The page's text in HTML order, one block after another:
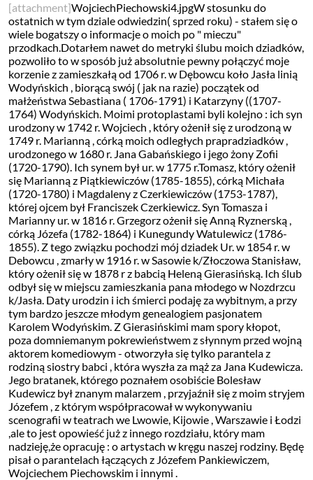
[attachment]WojciechPiechowski4.jpgW stosunku do
ostatnich w tym dziale odwiedzin( sprzed roku) - stałem się o
wiele bogatszy o informacje o moich po " mieczu"
przodkach.Dotarłem nawet do metryki ślubu moich dziadków,
pozwoliło to w sposób już absolutnie pewny połączyć moje
korzenie z zamieszkałą od 1706 r. w Dębowcu koło Jasła linią
Wodyńskich , biorącą swój ( jak na razie) początek od
małżeństwa Sebastiana ( 1706-1791) i Katarzyny ((1707-
1764) Wodyńskich. Moimi protoplastami byli kolejno : ich syn
urodzony w 1742 r. Wojciech , który ożenił się z urodzoną w
1749 r. Marianną , córką moich odległych prapradziadków ,
urodzonego w 1680 r. Jana Gabańskiego i jego żony Zofii
(1720-1790). Ich synem był ur. w 1775 r.Tomasz, który ożenił
się Marianną z Piątkiewiczów (1785-1855), córką Michała
(1720-1780) i Magdaleny z Czerkiewiczów (1753-1787),
której ojcem był Franciszek Czerkiewicz. Syn Tomasza i
Marianny ur. w 1816 r. Grzegorz ożenił się Anną Ryznerską ,
córką Józefa (1782-1864) i Kunegundy Watulewicz (1786-
1855). Z tego związku pochodzi mój dziadek Ur. w 1854 r. w
Debowcu , zmarły w 1916 r. w Sasowie k/Złoczowa Stanisław,
który ożenił się w 1878 r z babcią Heleną Gierasińską. Ich ślub
odbył się w miejscu zamieszkania pana młodego w Nozdrzcu
k/Jasła. Daty urodzin i ich śmierci podaję za wybitnym, a przy
tym bardzo jeszcze młodym genealogiem pasjonatem
Karolem Wodyńskim. Z Gierasińskimi mam spory kłopot,
poza domniemanym pokrewieństwem z słynnym przed wojną
aktorem komediowym - otworzyła się tylko parantela z
rodziną siostry babci , która wyszła za mąż za Jana Kudewicza.
Jego bratanek, którego poznałem osobiście Bolesław
Kudewicz był znanym malarzem , przyjaźnił się z moim stryjem
Józefem , z którym współpracował w wykonywaniu
scenografii w teatrach we Lwowie, Kijowie , Warszawie i Łodzi
,ale to jest opowieść już z innego rozdziału, który mam
nadzieję,że opracuję : o artystach w kręgu naszej rodziny. Będę
pisał o parantelach łączących z Józefem Pankiewiczem,
Wojciechem Piechowskim i innymi .